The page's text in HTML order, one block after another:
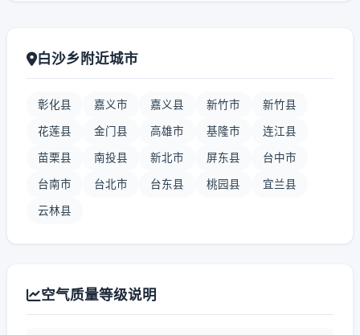
白沙乡附近城市
彰化县 嘉义市 嘉义县 新竹市 新竹县
花莲县 金门县 高雄市 基隆市 连江县
苗栗县 南投县 新北市 屏东县 台中市
台南市 台北市 台东县 桃园县 宜兰县
云林县
空气质量等级说明